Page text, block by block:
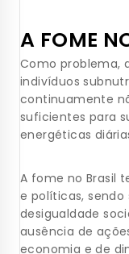
A FOME
Como problema,
indivíduos
continuamente
suficientes para
energéticas
A fome no Brasil
e políticas,
desigualdade
ausência de
economia e de